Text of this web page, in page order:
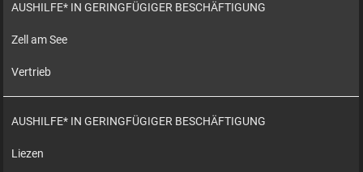
AUSHILFE* IN GERINGFÜGIGER BESCHÄFTIGUNG
Zell am See
Vertrieb
AUSHILFE* IN GERINGFÜGIGER BESCHÄFTIGUNG
Liezen